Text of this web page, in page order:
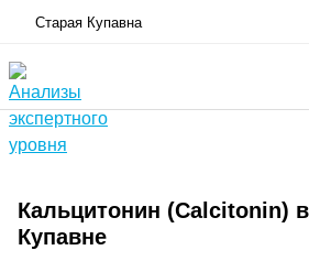
Старая Купавна
Кальцитонин (Calcitonin)
Купавне